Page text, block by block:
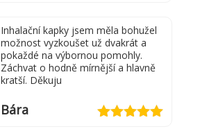
Inhalační kapky jsem měla bohužel
možnost vyzkoušet už dvakrát a
pokaždé na výbornou pomohly.
Záchvat o hodně mírnější a hlavně
kratší. Děkuju
Bára